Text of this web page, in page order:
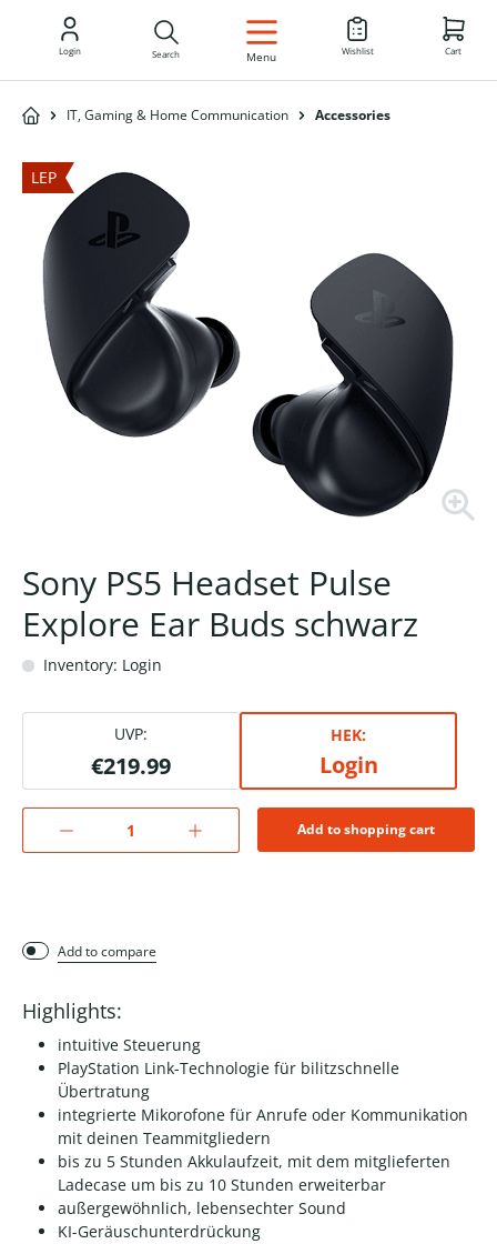
EN
Login Search Menu Wishlist Cart
IT, Gaming & Home Communication Accessories
LEP
Sony PS5 Headset Pulse
Explore Ear Buds schwarz
Inventory: Login
UVP:
€219.99
HEK:
Login
Add to shopping cart
Add to compare
Highlights:
intuitive Steuerung
PlayStation Link-Technologie für bilitzschnelle
Übertratung
integrierte Mikorofone für Anrufe oder Kommunikation
mit deinen Teammitgliedern
bis zu 5 Stunden Akkulaufzeit, mit dem mitglieferten
Ladecase um bis zu 10 Stunden erweiterbar
außergewöhnlich, lebensechter Sound
KI-Geräuschunterdrückung